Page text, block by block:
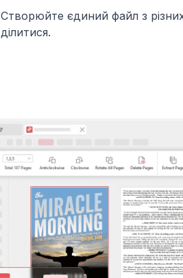
Створюйте єдиний файл з
ділитися.